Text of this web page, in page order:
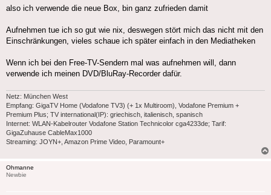
also ich verwende die neue Box, bin ganz zufrieden damit
Aufnehmen tue ich so gut wie nix, deswegen stört mich das nicht mit den
Einschränkungen, vieles schaue ich später einfach in den Mediatheken
Wenn ich bei den Free-TV-Sendern mal was aufnehmen will, dann
verwende ich meinen DVD/BluRay-Recorder dafür.
Netz: München West
Empfang: GigaTV Home (Vodafone TV3) (+ 1x Multiroom), Vodafone Premium +
Premium Plus; TV international(IP): griechisch, italienisch, spanisch
Internet: WLAN-Kabelrouter Vodafone Station Technicolor cga4233de; Tarif:
GigaZuhause CableMax1000
Streaming: JOYN+, Amazon Prime Video, Paramount+
Ohmanne
Newbie